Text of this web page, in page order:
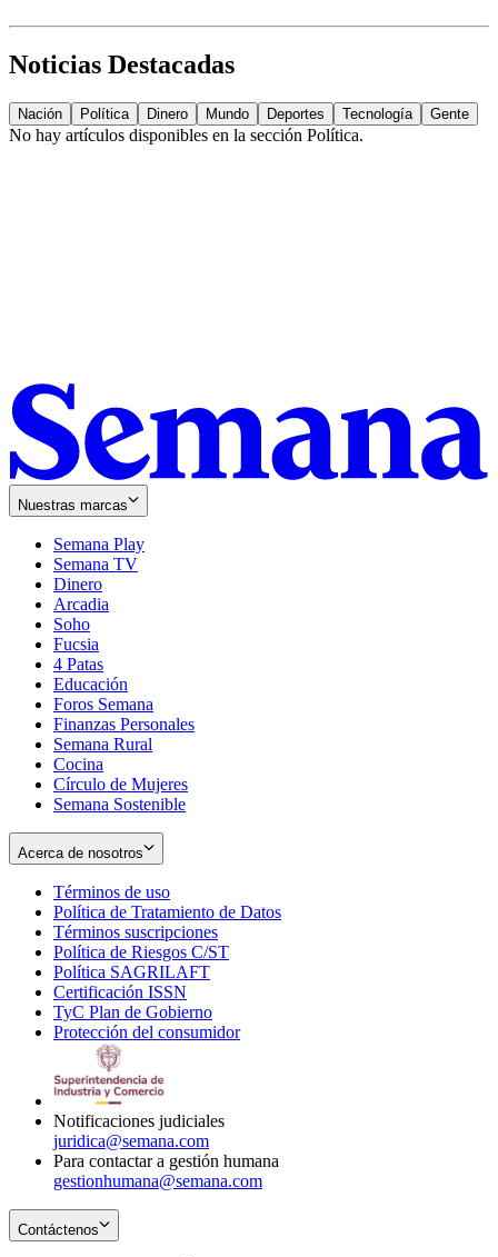
Noticias Destacadas
Nación Política Dinero Mundo Deportes Tecnología Gente
No hay artículos disponibles en la sección Política.
Nuestras marcas
Semana Play
Semana TV
Dinero
Arcadia
Soho
in
new
window
Fucsia
in
new
window
4 Patas
Educación
Foros Semana
Finanzas Personales
Semana Rural
Cocina
Círculo de Mujeres
Semana Sostenible
Acerca de nosotros
Términos de uso
in
new
window
Política de Tratamiento de Datos
Términos suscripciones
in
Política de Riesgos C/ST
Política SAGRILAFT
new
window
Certificación ISSN
in
new
TyC Plan de Gobierno
in
Protección del consumidorOpens
Notificaciones judiciales
juridica@semana.com
Para contactar a gestión humana
gestionhumana@semana.com
Contáctenos